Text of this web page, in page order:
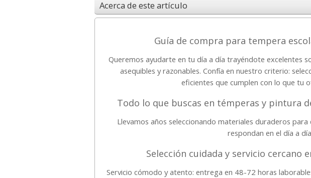
Acerca de este artículo
Guía de compra para tempera
Queremos ayudarte en tu día a día trayéndote excelentes
asequibles y razonables. Confía en nuestro criterio:
eficientes que cumplen con lo que tu
Todo lo que buscas en témperas y pintura
Llevamos años seleccionando materiales duraderos
respondan en el día a
Selección cuidada y servicio cercano
Servicio cómodo y atento: entrega en 48-72 horas